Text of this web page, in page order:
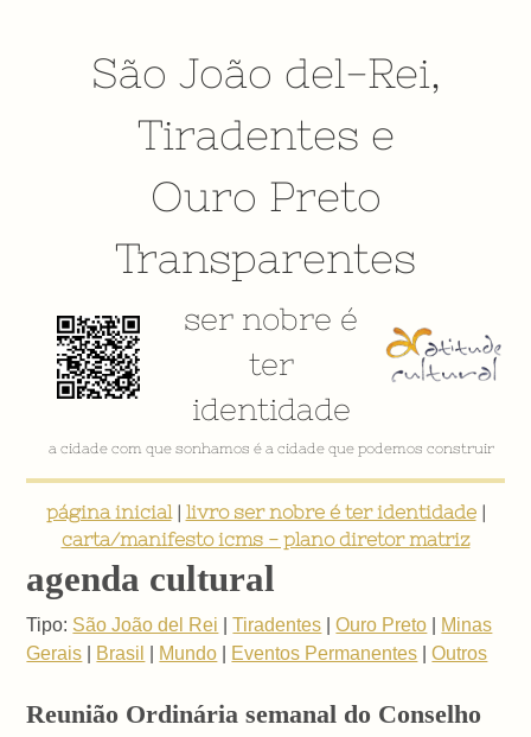
São João del-Rei,
Tiradentes e
Ouro Preto
Transparentes
ser nobre é
ter
identidade
a cidade com que sonhamos é a cidade que podemos construir
página inicial| livro ser nobre é ter identidade|
carta/manifesto icms - plano diretor matriz
agenda cultural
Tipo: São João del Rei |Tiradentes |Ouro Preto
Minas
Gerais
Brasil Mundo Eventos Permanentes |Outros
Reunião Ordinária semanal do Conselho